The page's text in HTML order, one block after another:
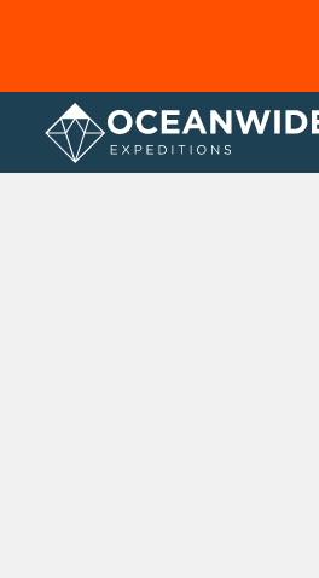
Página principal Reseñas